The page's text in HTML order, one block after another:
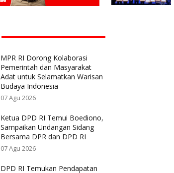
MPR RI Dorong Kolaborasi
Pemerintah dan Masyarakat
Adat untuk Selamatkan Warisan
Budaya Indonesia
07 Agu 2026
Ketua DPD RI Temui Boediono,
Sampaikan Undangan Sidang
Bersama DPR dan DPD RI
07 Agu 2026
DPD RI Temukan Pendapatan